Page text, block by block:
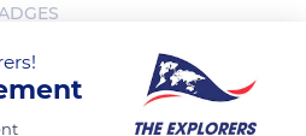
has not posted any